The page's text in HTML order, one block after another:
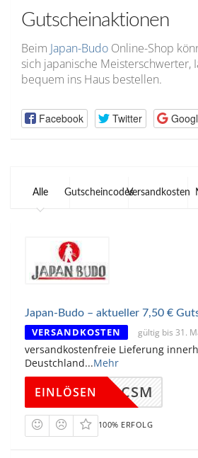
Gutscheinaktionen
Beim Japan-Budo Online-Shop
sich japanische Meisterschwerter,
bequem ins Haus bestellen.
Facebook Twitter
Alle GutscheincodesVersandkosten
Japan-Budo – aktueller 7,50 €
VERSANDKOSTEN gültig bis 31.
versandkostenfreie Lieferung
Deustchland...Mehr
TSC9DCSM
EINLÖSEN
100% ERFOLG